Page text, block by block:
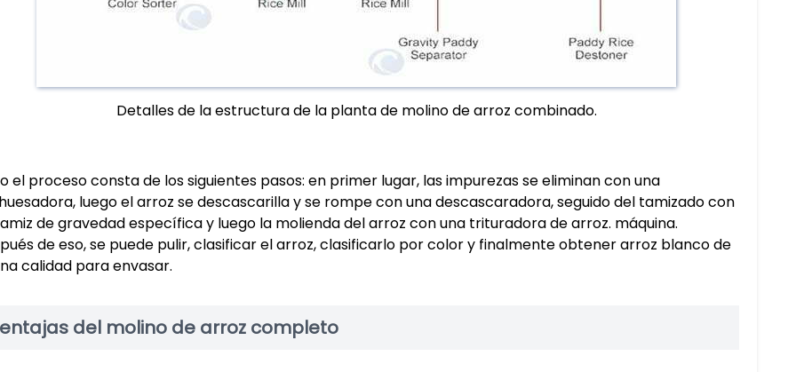
Detalles de la estructura de la planta de molino de arroz combinado.
el proceso consta de los siguientes pasos: en primer lugar, las impurezas se eliminan con una
luego el arroz se descascarilla y se rompe con una descascaradora, seguido del tamizado con
de gravedad específica y luego la molienda del arroz con una trituradora de arroz. máquina.
de eso, se puede pulir, clasificar el arroz, clasificarlo por color y finalmente obtener arroz blanco de
calidad para envasar.
del molino de arroz completo